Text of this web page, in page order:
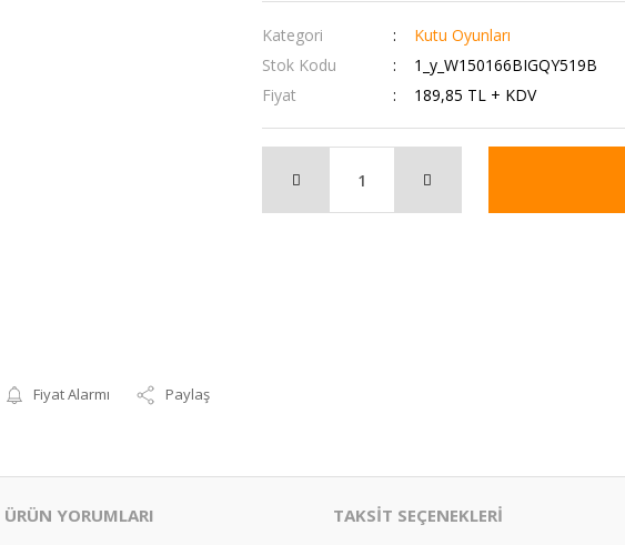
Fiyat Alarmı Paylaş
Kategori
Kutu Oyunları
Stok Kodu
1_y_W150166BIGQY519B
Fiyat
189,85 TL + KDV
ÜRÜN YORUMLARI TAKSİT SEÇENEKLERİ